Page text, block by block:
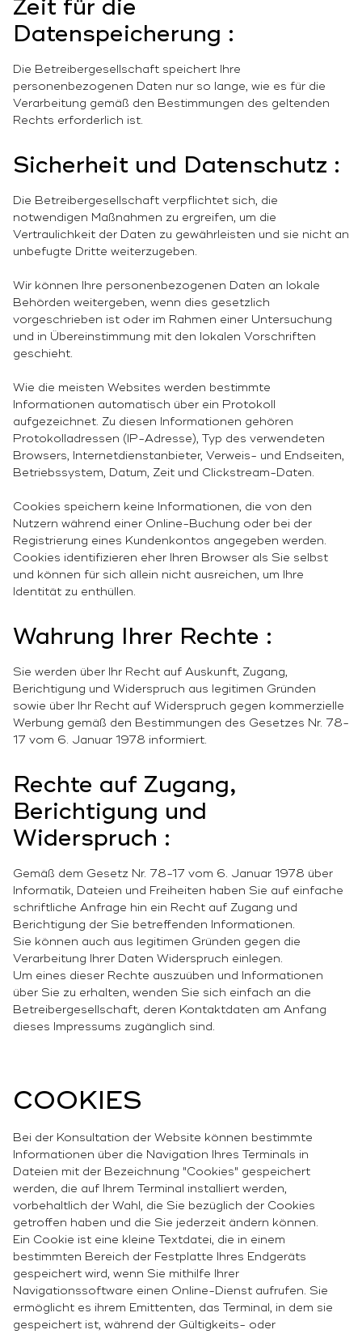
Zeit für die
Datenspeicherung :
Die Betreibergesellschaft speichert Ihre
personenbezogenen Daten nur so lange, wie es für die
Verarbeitung gemäß den Bestimmungen des geltenden
Rechts erforderlich ist.
Sicherheit und Datenschutz :
Die Betreibergesellschaft verpflichtet sich, die
notwendigen Maßnahmen zu ergreifen, um die
Vertraulichkeit der Daten zu gewährleisten und sie nicht an
unbefugte Dritte weiterzugeben.
Wir können Ihre personenbezogenen Daten an lokale
Behörden weitergeben, wenn dies gesetzlich
vorgeschrieben ist oder im Rahmen einer Untersuchung
und in Übereinstimmung mit den lokalen Vorschriften
geschieht.
Wie die meisten Websites werden bestimmte
Informationen automatisch über ein Protokoll
aufgezeichnet. Zu diesen Informationen gehören
Protokolladressen (IP-Adresse), Typ des verwendeten
Browsers, Internetdienstanbieter, Verweis- und Endseiten,
Betriebssystem, Datum, Zeit und Clickstream-Daten.
Cookies speichern keine Informationen, die von den
Nutzern während einer Online-Buchung oder bei der
Registrierung eines Kundenkontos angegeben werden.
Cookies identifizieren eher Ihren Browser als Sie selbst
und können für sich allein nicht ausreichen, um Ihre
Identität zu enthüllen.
Wahrung Ihrer Rechte :
Sie werden über Ihr Recht auf Auskunft, Zugang,
Berichtigung und Widerspruch aus legitimen Gründen
sowie über Ihr Recht auf Widerspruch gegen kommerzielle
Werbung gemäß den Bestimmungen des Gesetzes Nr. 78-
17 vom 6. Januar 1978 informiert.
Rechte auf Zugang,
Berichtigung und
Widerspruch :
Gemäß dem Gesetz Nr. 78-17 vom 6. Januar 1978 über
Informatik, Dateien und Freiheiten haben Sie auf einfache
schriftliche Anfrage hin ein Recht auf Zugang und
Berichtigung der Sie betreffenden Informationen.
Sie können auch aus legitimen Gründen gegen die
Verarbeitung Ihrer Daten Widerspruch einlegen.
Um eines dieser Rechte auszuüben und Informationen
über Sie zu erhalten, wenden Sie sich einfach an die
Betreibergesellschaft, deren Kontaktdaten am Anfang
dieses Impressums zugänglich sind.
COOKIES
Bei der Konsultation der Website können bestimmte
Informationen über die Navigation Ihres Terminals in
Dateien mit der Bezeichnung "Cookies" gespeichert
werden, die auf Ihrem Terminal installiert werden,
vorbehaltlich der Wahl, die Sie bezüglich der Cookies
getroffen haben und die Sie jederzeit ändern können.
Ein Cookie ist eine kleine Textdatei, die in einem
bestimmten Bereich der Festplatte Ihres Endgeräts
gespeichert wird, wenn Sie mithilfe Ihrer
Navigationssoftware einen Online-Dienst aufrufen. Sie
ermöglicht es ihrem Emittenten, das Terminal, in dem sie
gespeichert ist, während der Gültigkeits- oder